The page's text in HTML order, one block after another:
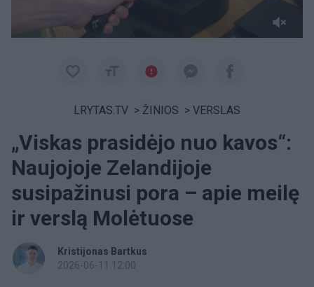
LRYTAS.TV > ŽINIOS > VERSLAS
„Viskas prasidėjo nuo kavos“:
Naujojoje Zelandijoje
susipažinusi pora – apie meilę
ir verslą Molėtuose
Kristijonas Bartkus
2026-06-11 12:00